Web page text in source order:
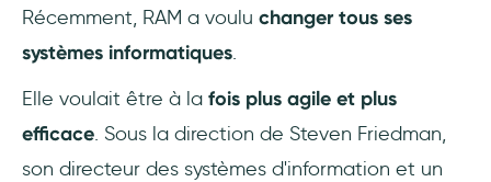
Récemment, RAM a voulu changer tous ses
systèmes informatiques.
Elle voulait être à la fois plus agile et plus
efficace. Sous la direction de Steven Friedman,
son directeur des systèmes d'information et un